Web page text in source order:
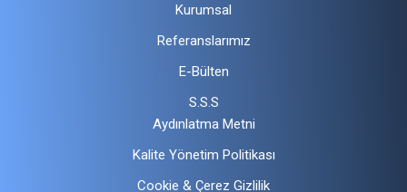
Kurumsal
Referanslarımız
E-Bülten
S.S.S
Aydınlatma Metni
Kalite Yönetim Politikası
Cookie & Çerez Gizlilik